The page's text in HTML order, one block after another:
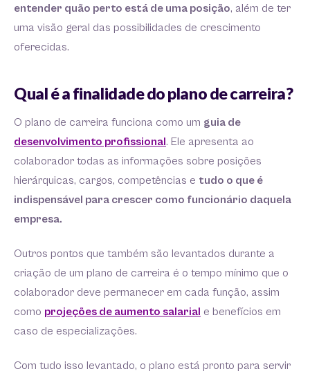
entender quão perto está de uma posição, além de ter
uma visão geral das possibilidades de crescimento
oferecidas.
Qual é a finalidade do plano de carreira?
O plano de carreira funciona como um guia de
desenvolvimento profissional. Ele apresenta ao
colaborador todas as informações sobre posições
hierárquicas, cargos, competências e tudo o que é
indispensável para crescer como funcionário daquela
empresa.
Outros pontos que também são levantados durante a
criação de um plano de carreira é o tempo mínimo que o
colaborador deve permanecer em cada função, assim
como projeções de aumento salarial e benefícios em
caso de especializações.
Com tudo isso levantado, o plano está pronto para servir